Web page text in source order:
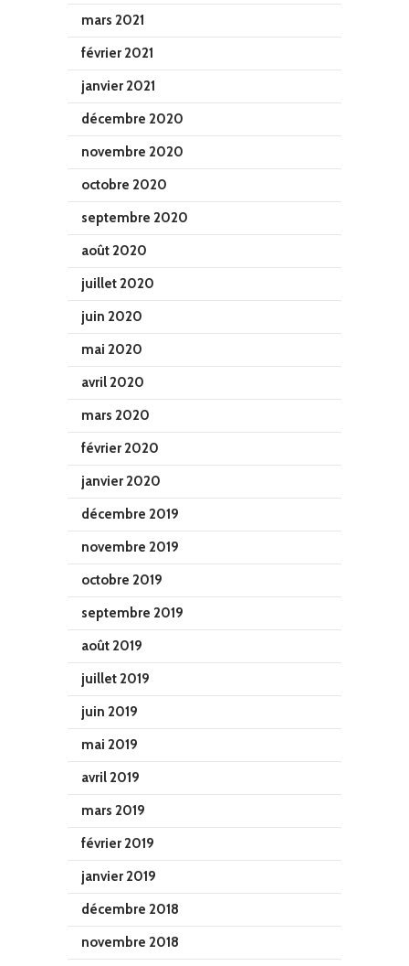
mars 2021
février 2021
janvier 2021
décembre 2020
novembre 2020
octobre 2020
septembre 2020
août 2020
juillet 2020
juin 2020
mai 2020
avril 2020
mars 2020
février 2020
janvier 2020
décembre 2019
novembre 2019
octobre 2019
septembre 2019
août 2019
juillet 2019
juin 2019
mai 2019
avril 2019
mars 2019
février 2019
janvier 2019
décembre 2018
novembre 2018